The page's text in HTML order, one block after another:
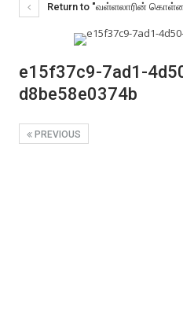
Return to "வள்ளலாரின்
e15f37c9-7ad1-
d8be58e0374b
PREVIOUS